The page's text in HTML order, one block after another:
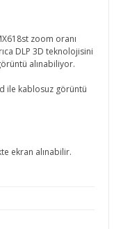
zoom oranı
DLP 3D teknolojisini
alınabiliyor.
ile kablosuz görüntü
ekran alınabilir.